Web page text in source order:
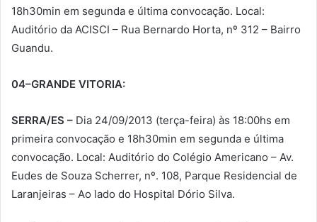
18h30min em segunda e última convocação. Local:
Auditório da ACISCI – Rua Bernardo Horta, nº 312 – Bairro
Guandu.
04–GRANDE VITORIA:
SERRA/ES – Dia 24/09/2013 (terça-feira) às 18:00hs em
primeira convocação e 18h30min em segunda e última
convocação. Local: Auditório do Colégio Americano – Av.
Eudes de Souza Scherrer, nº. 108, Parque Residencial de
Laranjeiras – Ao lado do Hospital Dório Silva.